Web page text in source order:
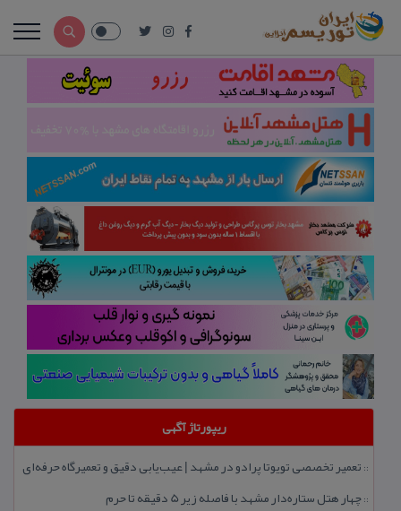
ریپورتاژ آگهی
:: تعمیر تخصصی تویوتا پرادو در مشهد | عیب‌یابی دقیق و تعمیرگاه حرفه‌ای
::چهار هتل‌ ستاره‌دار مشهد با فاصله زیر 5 دقیقه تا حرم